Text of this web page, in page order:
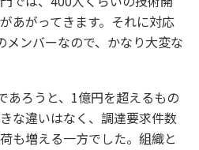
あがってきます。それに対応
メンバーなので、かなり大変な
あろうと、1億円を超えるもの
な違いはなく、調達要求件数
も増える一方でした。組織と